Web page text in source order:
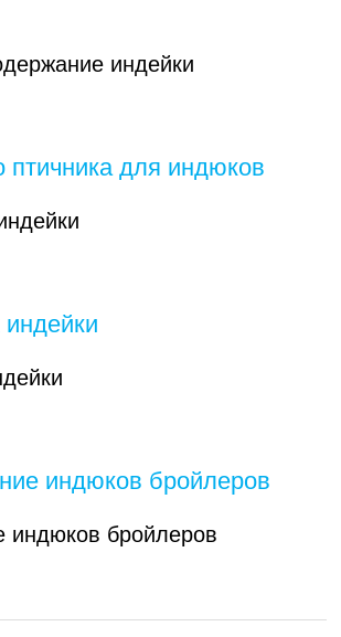
индейки
индюков бройлеров